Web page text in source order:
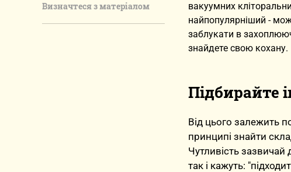
Визначтеся з матеріалом
вакуумних
найпопулярніший -
заблукати в
знайдете свою кохану.
Підбирайте
Від цього залежить
принципі знайти
Чутливість зазвичай
так і кажуть: